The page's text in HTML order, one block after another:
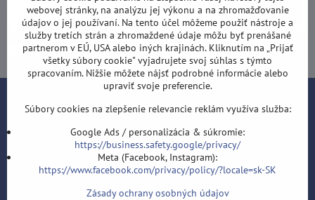
Odoberať
Chcem sa prihlásiť k odberu noviniek e-mailom
Kontakt
Šípky-obchod.sk
Velflíkova 1632/11
Ostrava-Hrabůvka
webovej stránky, na analýzu jej výkonu a na zhromažďovanie
údajov o jej používaní. Na tento účel môžeme použiť nástroje a
služby tretích strán a zhromaždené údaje môžu byť prenášané
partnerom v EÚ, USA alebo iných krajinách. Kliknutím na „Prijať
všetky súbory cookie" vyjadrujete svoj súhlas s týmto
spracovaním. Nižšie môžete nájsť podrobné informácie alebo
upraviť svoje preferencie.
Súbory cookies na zlepšenie relevancie reklám využíva služba:
Google Ads / personalizácia & súkromie:
https://business.safety.google/privacy/
Meta (Facebook, Instagram):
https://www.facebook.com/privacy/policy/?locale=sk-SK
Zásady ochrany osobných údajov